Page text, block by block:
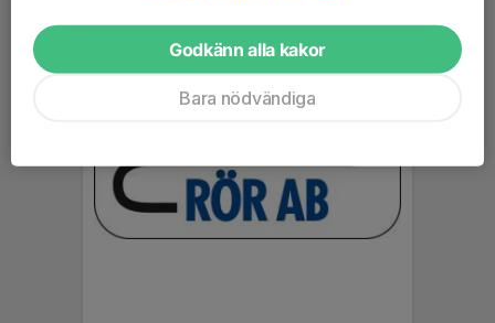
Godkänn alla kakor
Bara nödvändiga